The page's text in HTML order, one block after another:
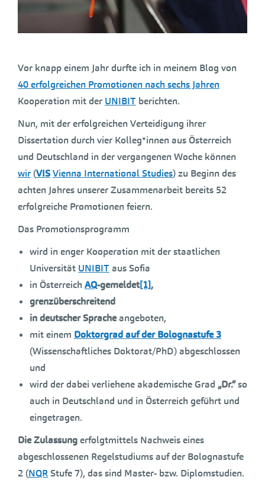
Vor knapp einem Jahr durfte ich in meinem Blog von
40 erfolgreichen Promotionen nach sechs Jahren
Kooperation mit der UNIBIT berichten.
Nun, mit der erfolgreichen Verteidigung ihrer
Dissertation durch vier Kolleg*innen aus Österreich
und Deutschland in der vergangenen Woche können
wir (VISVienna International Studies) zu Beginn des
achten Jahres unserer Zusammenarbeit bereits 52
erfolgreiche Promotionen feiern.
Das Promotionsprogramm
wird in enger Kooperation mit der staatlichen
Universität UNIBIT aus Sofia
in Österreich AQ-gemeldet[1],
grenzüberschreitend
in deutscher Spracheangeboten,
mit einem Doktorgrad auf der Bolognastufe 3
(Wissenschaftliches Doktorat/PhD) abgeschlossen
und
wird der dabei verliehene akademische Grad „Dr.“so
auch in Deutschland und in Österreich geführt und
eingetragen.
Die Zulassungerfolgtmittels Nachweis eines
abgeschlossenen Regelstudiums auf der Bolognastufe
2 (NQRStufe 7), das sind Master- bzw. Diplomstudien.